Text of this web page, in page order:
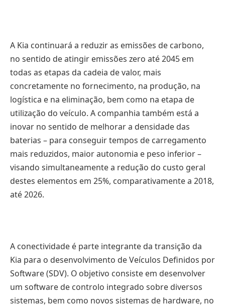
A Kia continuará a reduzir as emissões de carbono,
no sentido de atingir emissões zero até 2045 em
todas as etapas da cadeia de valor, mais
concretamente no fornecimento, na produção, na
logística e na eliminação, bem como na etapa de
utilização do veículo. A companhia também está a
inovar no sentido de melhorar a densidade das
baterias – para conseguir tempos de carregamento
mais reduzidos, maior autonomia e peso inferior –
visando simultaneamente a redução do custo geral
destes elementos em 25%, comparativamente a 2018,
até 2026.
A conectividade é parte integrante da transição da
Kia para o desenvolvimento de Veículos Definidos por
Software (SDV). O objetivo consiste em desenvolver
um software de controlo integrado sobre diversos
sistemas, bem como novos sistemas de hardware, no